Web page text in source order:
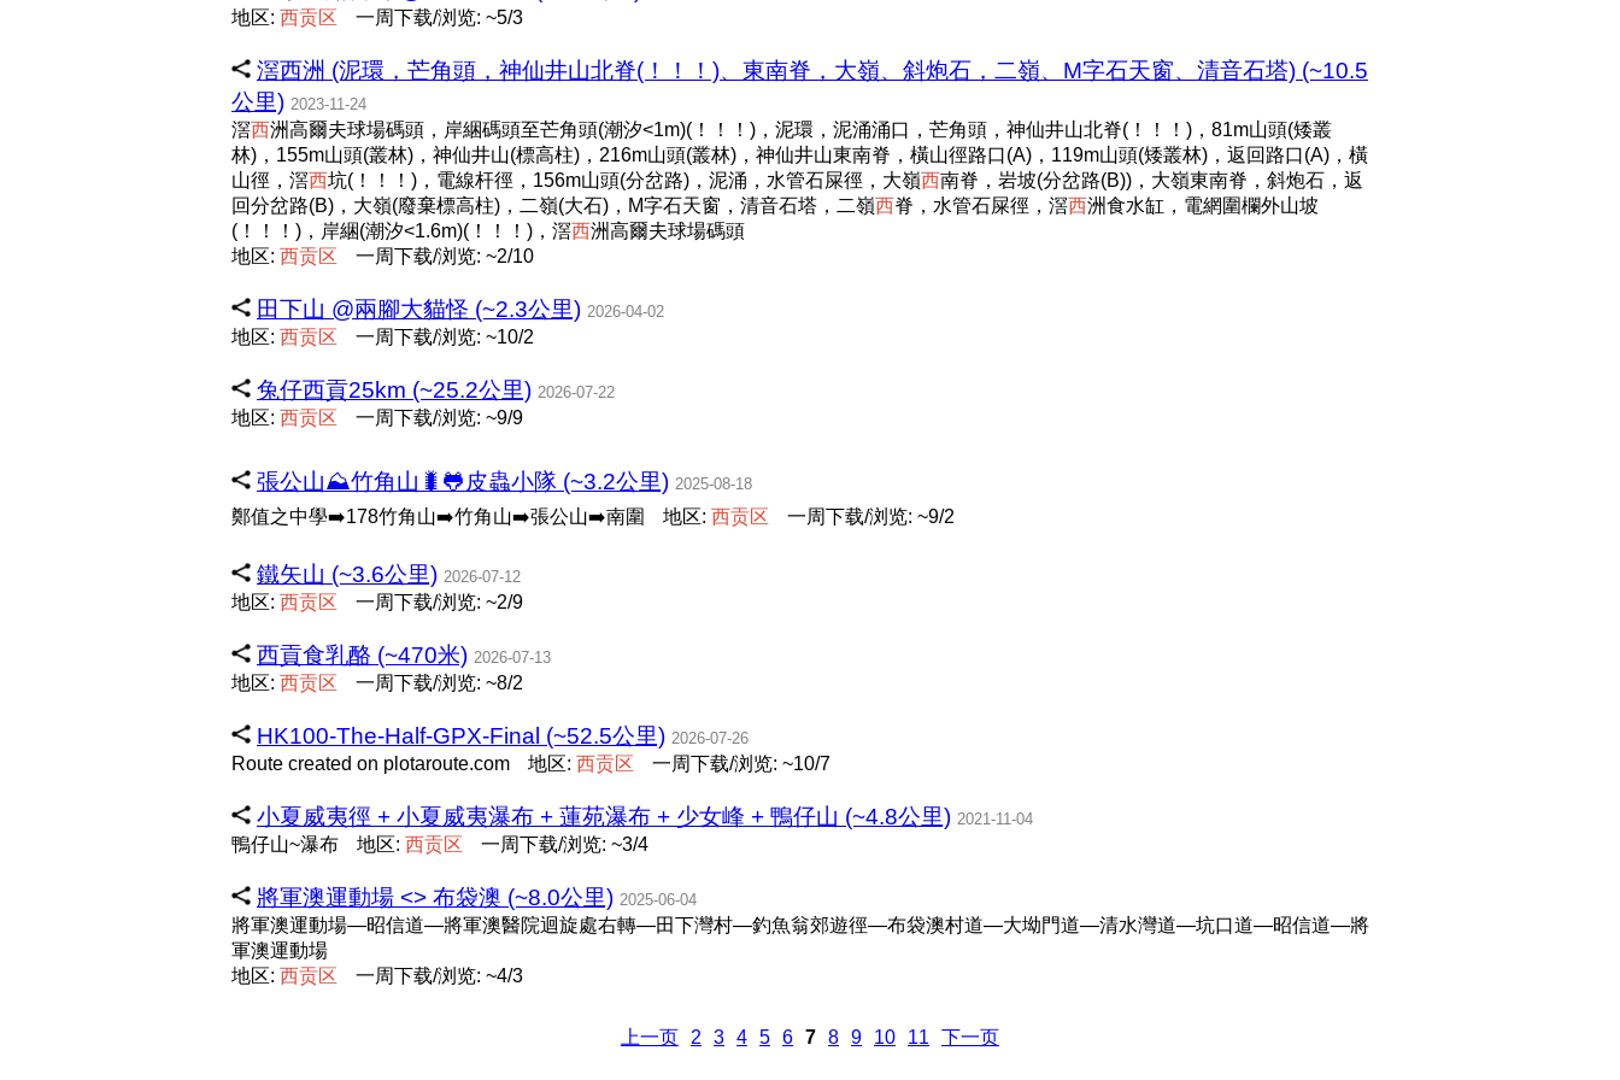
地区: 西贡区 一周下载/浏览: ~5/3
滘西洲 (泥環，芒角頭，神仙井山北脊(！！！)、東南脊，大嶺、斜炮石，二嶺、M字石天窗、清音石塔) (~10.5
公里) 2023-11-24
滘西洲高爾夫球場碼頭，岸綑碼頭至芒角頭(潮汐<1m)(！！！)，泥環，泥涌涌口，芒角頭，神仙井山北脊(！！！)，81m山頭(矮叢
林)，155m山頭(叢林)，神仙井山(標高柱)，216m山頭(叢林)，神仙井山東南脊，橫山徑路口(A)，119m山頭(矮叢林)，返回路口(A)，橫
山徑，滘西坑(！！！)，電線杆徑，156m山頭(分岔路)，泥涌，水管石屎徑，大嶺西南脊，岩坡(分岔路(B))，大嶺東南脊，斜炮石，返
回分岔路(B)，大嶺(廢棄標高柱)，二嶺(大石)，M字石天窗，清音石塔，二嶺西脊，水管石屎徑，滘西洲食水缸，電網圍欄外山坡
(！！！)，岸綑(潮汐<1.6m)(！！！)，滘西洲高爾夫球場碼頭
地区: 西贡区 一周下载/浏览: ~2/10
田下山 @兩腳大貓怪 (~2.3公里) 2026-04-02
地区: 西贡区 一周下载/浏览: ~10/2
兔仔西貢25km (~25.2公里) 2026-07-22
地区: 西贡区 一周下载/浏览: ~9/9
張公山⛰️竹角山🐛🐸皮蟲小隊 (~3.2公里) 2025-08-18
鄭值之中學➡️178竹角山➡️竹角山➡️張公山➡️南圍 地区: 西贡区 一周下载/浏览: ~9/2
鐵矢山 (~3.6公里) 2026-07-12
地区: 西贡区 一周下载/浏览: ~2/9
西貢食乳酪 (~470米) 2026-07-13
地区: 西贡区 一周下载/浏览: ~8/2
HK100-The-Half-GPX-Final (~52.5公里) 2026-07-26
Route created on plotaroute.com 地区: 西贡区 一周下载/浏览: ~10/7
小夏威夷徑 + 小夏威夷瀑布 + 蓮苑瀑布 + 少女峰 + 鴨仔山 (~4.8公里) 2021-11-04
鴨仔山~瀑布 地区: 西贡区 一周下载/浏览: ~3/4
將軍澳運動場 <> 布袋澳 (~8.0公里) 2025-06-04
將軍澳運動場—昭信道—將軍澳醫院迴旋處右轉—田下灣村—釣魚翁郊遊徑—布袋澳村道—大坳門道—清水灣道—坑口道—昭信道—將
軍澳運動場
地区: 西贡区 一周下载/浏览: ~4/3
上一页 2 3 4 5 6 7 8 9 10 11 下一页